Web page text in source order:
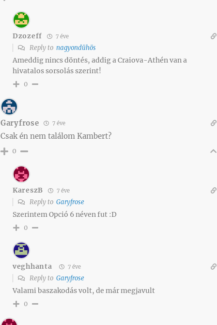
Dzozeff 7 éve
Reply to nagyondühös
Ameddig nincs döntés, addig a Craiova-Athén van a
hivatalos sorsolás szerint!
0
Garyfrose 7 éve
Csak én nem találom Kambert?
0
KareszB 7 éve
Reply to Garyfrose
Szerintem Opció 6 néven fut :D
0
veghhanta 7 éve
Reply to Garyfrose
Valami baszakodás volt, de már megjavult
0